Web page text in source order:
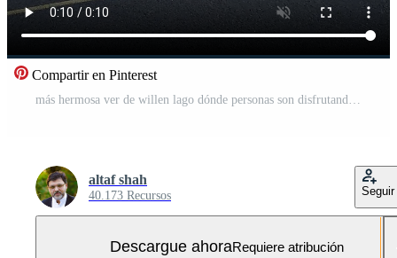
Compartir en Pinterest
altaf shah
40.173 Recursos Seguir
Descargue ahoraRequiere atribución